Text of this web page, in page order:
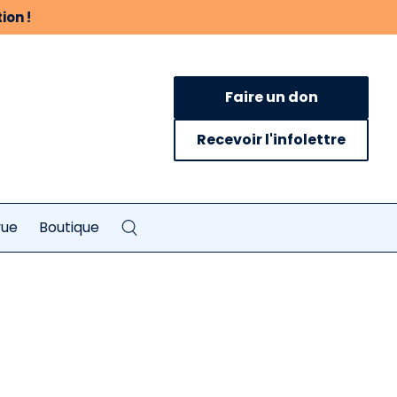
!
Faire un don
Recevoir l'infolettre
Boutique